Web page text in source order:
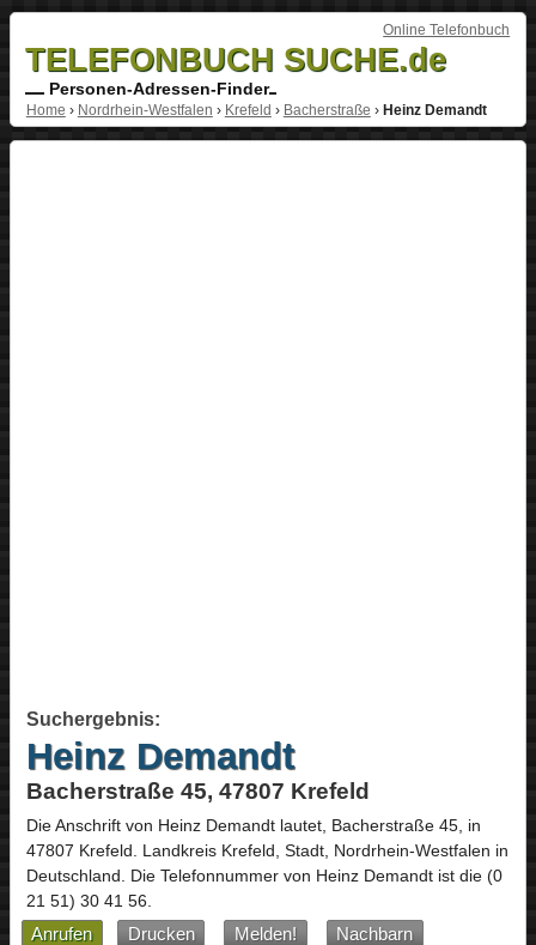
Online Telefonbuch
TELEFONBUCH SUCHE.de
Personen-Adressen-Finder
Home › Nordrhein-Westfalen › Krefeld › Bacherstraße › Heinz Demandt
Suchergebnis:
Heinz Demandt
Bacherstraße 45, 47807 Krefeld
Die Anschrift von Heinz Demandtlautet, Bacherstraße 45, in
47807 Krefeld. Landkreis Krefeld, Stadt, Nordrhein-Westfalen in
Deutschland. Die Telefonnummer von Heinz Demandt ist die (0
21 51) 30 41 56.
Anrufen Drucken Melden!
Nachbarn